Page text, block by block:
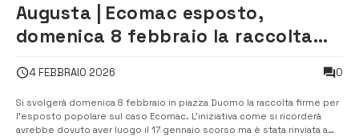
Augusta | Ecomac esposto,
domenica 8 febbraio la raccolta
4 FEBBRAIO 2026 0
Si svolgerà domenica 8 febbraio in piazza Duomo la raccolta firme per
l’esposto popolare sul caso Ecomac. L’iniziativa come si ricorderà
avrebbe dovuto aver luogo il 17 gennaio scorso ma è stata rinviata a